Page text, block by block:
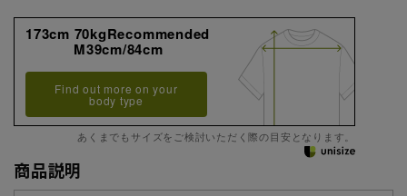
173cm 70kgRecommended
M39cm/84cm
Find out more on your
body type
あくまでもサイズをご検討いただく際の目安となります。
商品説明